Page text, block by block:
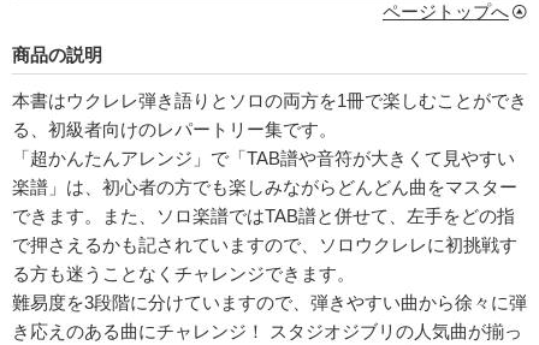
ページトップへ
商品の説明
本書はウクレレ弾き語りとソロの両方を1冊で楽しむことができ
る、初級者向けのレパートリー集です。
「超かんたんアレンジ」で「TAB譜や音符が大きくて見やすい
楽譜」は、初心者の方でも楽しみながらどんどん曲をマスター
できます。また、ソロ楽譜ではTAB譜と併せて、左手をどの指
で押さえるかも記されていますので、ソロウクレレに初挑戦す
る方も迷うことなくチャレンジできます。
難易度を3段階に分けていますので、弾きやすい曲から徐々に弾
き応えのある曲にチャレンジ！ スタジオジブリの人気曲が揃っ